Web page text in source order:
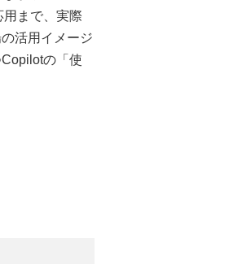
まで、実際
活用イメージ
の「使